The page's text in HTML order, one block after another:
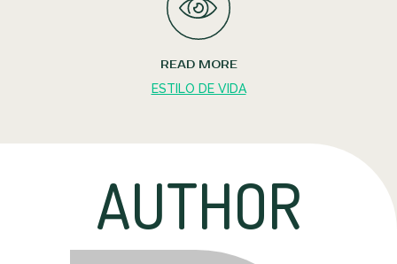
READ MORE
ESTILO DE VIDA
AUTHOR